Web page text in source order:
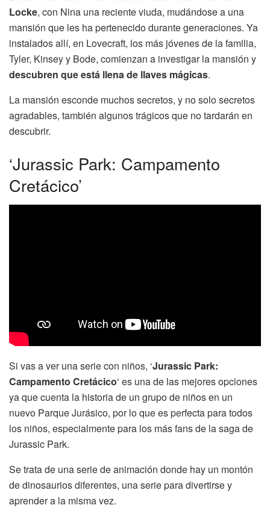
Locke, con Nina una reciente viuda, mudándose a una
mansión que les ha pertenecido durante generaciones. Ya
instalados allí, en Lovecraft, los más jóvenes de la familia,
Tyler, Kinsey y Bode, comienzan a investigar la mansión y
descubren que está llena de llaves mágicas.
La mansión esconde muchos secretos, y no solo secretos
agradables, también algunos trágicos que no tardarán en
descubrir.
‘Jurassic Park: Campamento
Cretácico’
Si vas a ver una serie con niños, ‘Jurassic Park:
Campamento Cretácico‘ es una de las mejores opciones
ya que cuenta la historia de un grupo de niños en un
nuevo Parque Jurásico, por lo que es perfecta para todos
los niños, especialmente para los más fans de la saga de
Jurassic Park.
Se trata de una serie de animación donde hay un montón
de dinosaurios diferentes, una serie para divertirse y
aprender a la misma vez.